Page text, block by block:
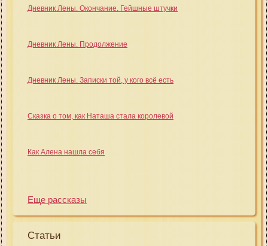
Дневник Лены. Окончание. Гейшные штучки
Дневник Лены. Продолжение
Дневник Лены. Записки той, у кого всё есть
Сказка о том, как Наташа стала королевой
Как Алена нашла себя
Еще рассказы
Статьи